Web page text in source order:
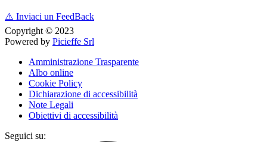
⚠️ Inviaci un FeedBack
Copyright © 2023
Powered by Picieffe Srl
Amministrazione Trasparente
Albo online
Cookie Policy
Dichiarazione di accessibilità
Note Legali
Obiettivi di accessibilità
Seguici su: